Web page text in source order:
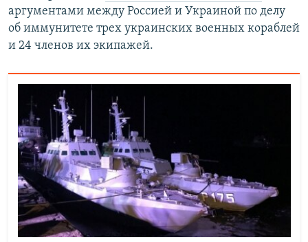
аргументами между Россией и Украиной по делу
об иммунитете трех украинских военных кораблей
и 24 членов их экипажей.